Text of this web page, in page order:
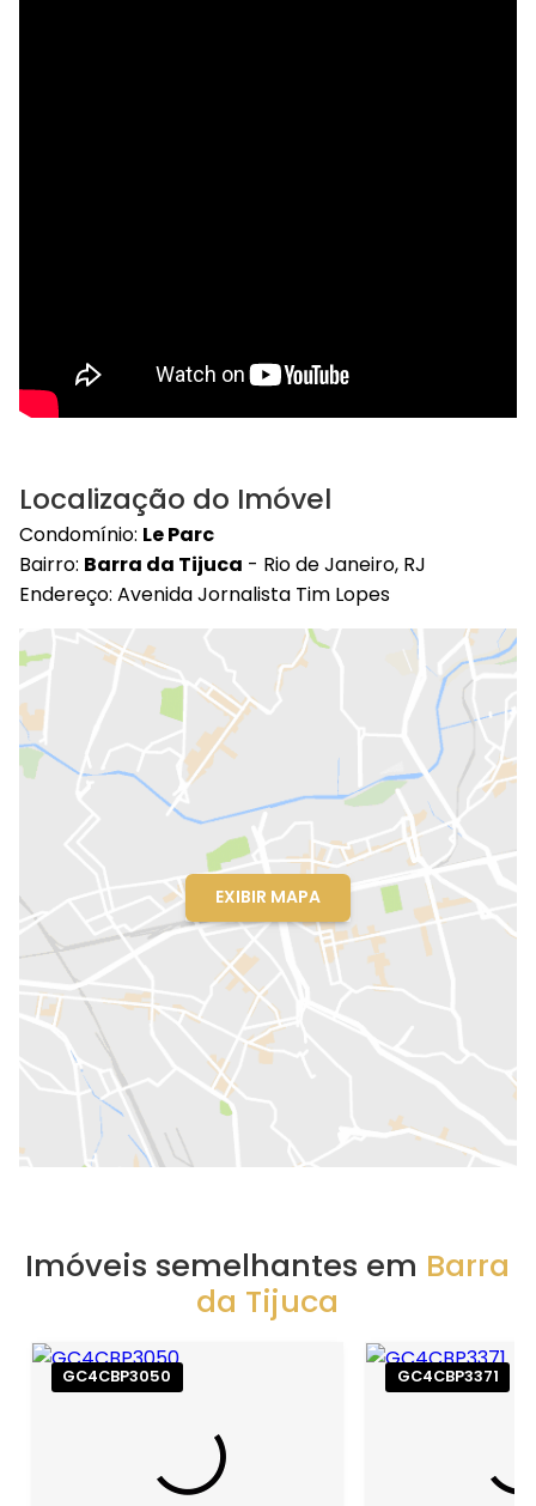
Localização do Imóvel
Condomínio: Le Parc
Bairro: Barra da Tijuca - Rio de Janeiro, RJ
Endereço: Avenida Jornalista Tim Lopes
EXIBIR MAPA
Imóveis semelhantes em Barra
da Tijuca
GC4CBP3050 GC4CBP3371